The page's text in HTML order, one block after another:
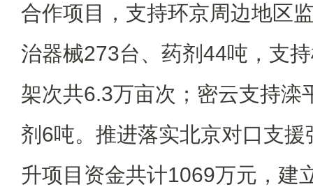
合作项目，支持环京周边地区
治器械273台、药剂44吨，支
架次共6.3万亩次；密云支持滦
剂6吨。推进落实北京对口支
升项目资金共计1069万元，建